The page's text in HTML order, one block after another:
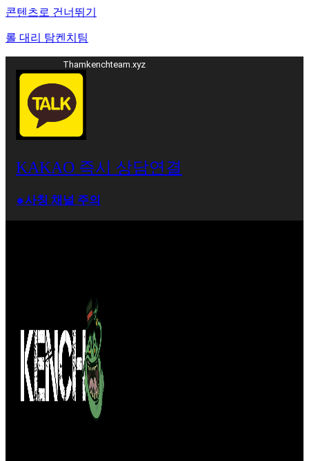
콘텐츠로 건너뛰기
롤 대리 탐켄치팀
Thamkenchteam.xyz
KAKAO 즉시 상담연결
⁕사칭 채널 주의